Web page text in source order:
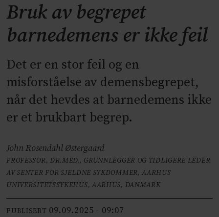
Bruk av begrepet
barnedemens er ikke feil
Det er en stor feil og en
misforståelse av demensbegrepet,
når det hevdes at barnedemens ikke
er et brukbart begrep.
John Rosendahl Østergaard
PROFESSOR, DR.MED., GRUNNLEGGER OG TIDLIGERE LEDER
AV SENTER FOR SJELDNE SYKDOMMER, AARHUS
UNIVERSITETSSYKEHUS, AARHUS, DANMARK
PUBLISERT 09.09.2025 - 09:07